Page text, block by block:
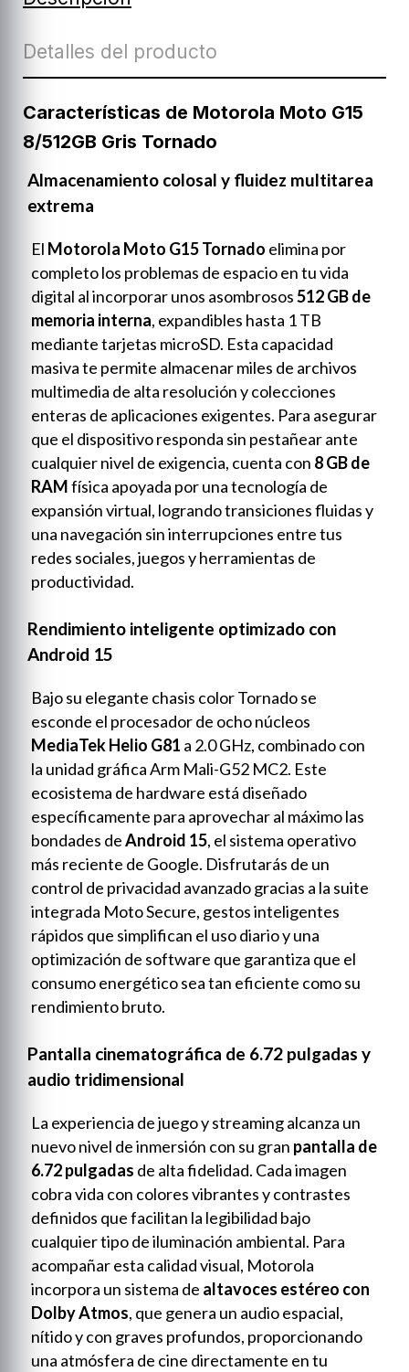
Detalles del producto
Características de Motorola Moto G15
8/512GB Gris Tornado
Almacenamiento colosal y fluidez multitarea
extrema
El Motorola Moto G15 Tornado elimina por
completo los problemas de espacio en tu vida
digital al incorporar unos asombrosos512 GB de
memoria interna, expandibles hasta 1 TB
mediante tarjetas microSD. Esta capacidad
masiva te permite almacenar miles de archivos
multimedia de alta resolución y colecciones
enteras de aplicaciones exigentes. Para asegurar
que el dispositivo responda sin pestañear ante
cualquier nivel de exigencia, cuenta con 8 GB de
RAMfísica apoyada por una tecnología de
expansión virtual, logrando transiciones fluidas y
una navegación sin interrupciones entre tus
redes sociales, juegos y herramientas de
productividad.
Rendimiento inteligente optimizado con
Android 15
Bajo su elegante chasis color Tornado se
esconde el procesador de ocho núcleos
MediaTek Helio G81 a 2.0 GHz, combinado con
la unidad gráfica Arm Mali-G52 MC2. Este
ecosistema de hardware está diseñado
específicamente para aprovechar al máximo las
bondades deAndroid 15, el sistema operativo
más reciente de Google. Disfrutarás de un
control de privacidad avanzado gracias a la suite
integrada Moto Secure, gestos inteligentes
rápidos que simplifican el uso diario y una
optimización de software que garantiza que el
consumo energético sea tan eficiente como su
rendimiento bruto.
Pantalla cinematográfica de 6.72 pulgadas y
audio tridimensional
La experiencia de juego y streaming alcanza un
nuevo nivel de inmersión con su gran pantalla de
6.72 pulgadas de alta fidelidad. Cada imagen
cobra vida con colores vibrantes y contrastes
definidos que facilitan la legibilidad bajo
cualquier tipo de iluminación ambiental. Para
acompañar esta calidad visual, Motorola
incorpora un sistema de altavoces estéreo con
Dolby Atmos, que genera un audio espacial,
nítido y con graves profundos, proporcionando
una atmósfera de cine directamente en tu